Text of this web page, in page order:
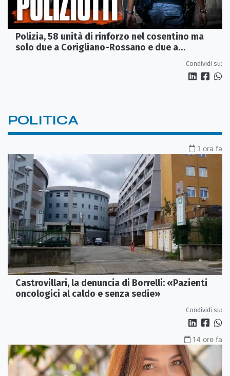
Polizia, 58 unità di rinforzo nel cosentino ma
solo due a Corigliano-Rossano e due a
Condividi su:
POLITICA
1 ora fa
Castrovillari, la denuncia di Borrelli: «Pazienti
oncologici al caldo e senza sedie»
Condividi su:
14 ore fa